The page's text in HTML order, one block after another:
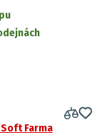
Farma